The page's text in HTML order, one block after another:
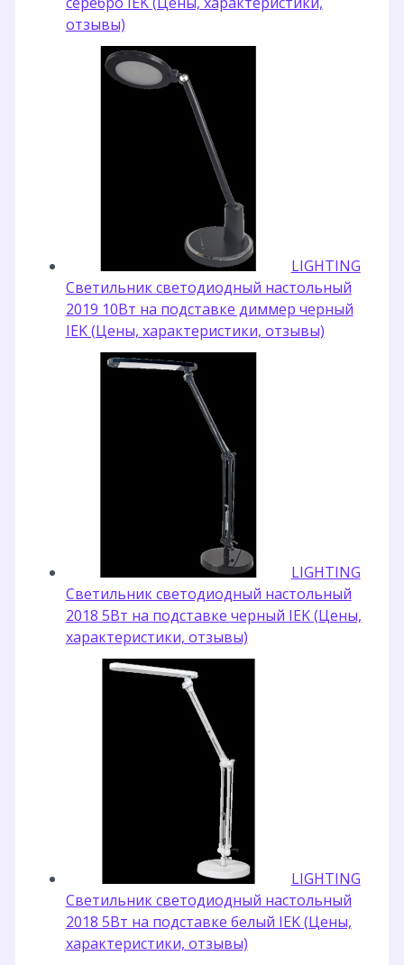
отзывы)
LIGHTING
Светильник светодиодный настольный
2019 10Вт на подставке диммер черный
IEK (Цены, характеристики, отзывы)
LIGHTING
Светильник светодиодный настольный
2018 5Вт на подставке черный IEK (Цены,
характеристики, отзывы)
LIGHTING
Светильник светодиодный настольный
2018 5Вт на подставке белый IEK (Цены,
характеристики, отзывы)